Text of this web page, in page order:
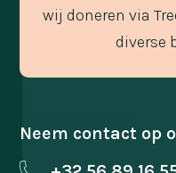
wij doneren via
diverse
Neem contact op